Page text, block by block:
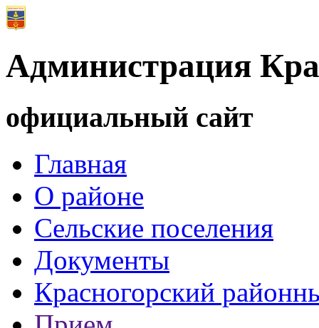
Администрация
официальный сайт
Главная
О районе
Сельские поселения
Документы
Красногорский